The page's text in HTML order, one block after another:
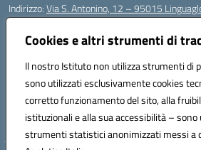
Cookies e altri strumenti di
Il nostro Istituto non utilizza strumenti di
sono utilizzati esclusivamente cookies
corretto funzionamento del sito, alla
istituzionali e alla sua accessibilità –
strumenti statistici anonimizzati messi a
Indirizzo:Via S. Antonino, 12 – 95015
Centralino:
Posta elettronica certificata (PEC):
Codice fiscale: 83002470876
Codice meccanografico:CTIC83200R
Codice Indice delle Pubbliche Amministrazioni
Codice unico di fatturazione (CUF): UF7TEB